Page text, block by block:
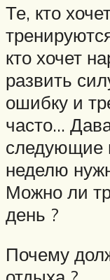
Те, кто
кто хочет
развить
ошибку и
часто…
следующие
неделю
Можно ли
день ?
Почему